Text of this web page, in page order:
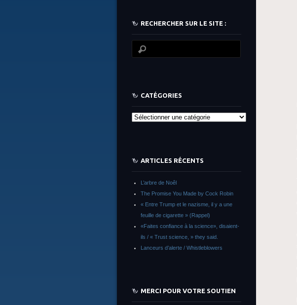
RECHERCHER SUR LE SITE :
CATÉGORIES
Catégories
ARTICLES RÉCENTS
L’arbre de Noêl
The Promise You Made by Cock Robin
« Entre Trump et le nazisme, il y a une
feuille de cigarette » (Rappel)
«Faites confiance à la science», disaient-
ils / « Trust science, » they said.
Lanceurs d’alerte / Whistleblowers
MERCI POUR VOTRE SOUTIEN